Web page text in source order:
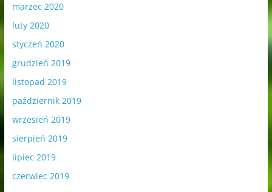
marzec 2020
luty 2020
styczeń 2020
grudzień 2019
listopad 2019
październik 2019
wrzesień 2019
sierpień 2019
lipiec 2019
czerwiec 2019